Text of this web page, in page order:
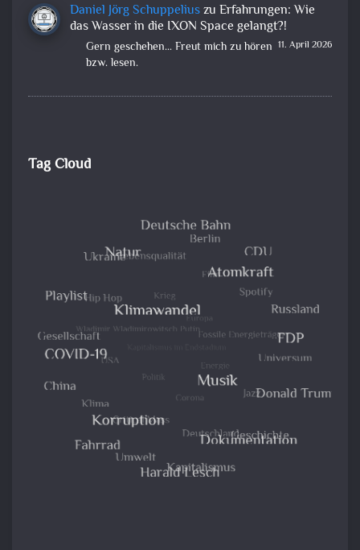
Daniel Jörg Schuppeliuszu Erfahrungen: Wie
das Wasser in die IXON Space gelangt?!
11. April 2026
Gern geschehen... Freut mich zu hören
bzw. lesen.
Tag Cloud